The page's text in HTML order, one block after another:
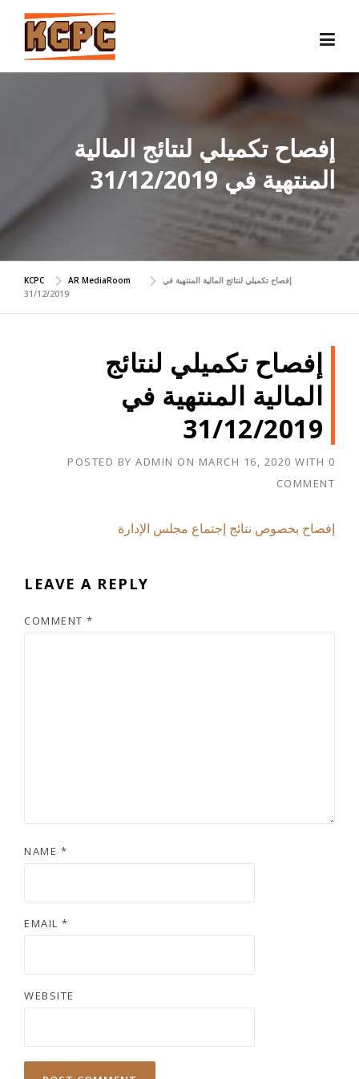
Skip
content
إفصاح تكميلي لنتائج المالية
المنتهية في 31/12/2019
KCPC AR MediaRoom
إفصاح تكميلي لنتائج المالية المنتهية في
31/12/2019
إفصاح تكميلي لنتائج
المالية المنتهية في
31/12/2019
POSTED BY ADMIN ON MARCH 16, 2020 WITH 0
COMMENT
إفصاح بخصوص نتائج إجتماع مجلس الإدارة
LEAVE A REPLY
COMMENT *
NAME *
EMAIL *
WEBSITE